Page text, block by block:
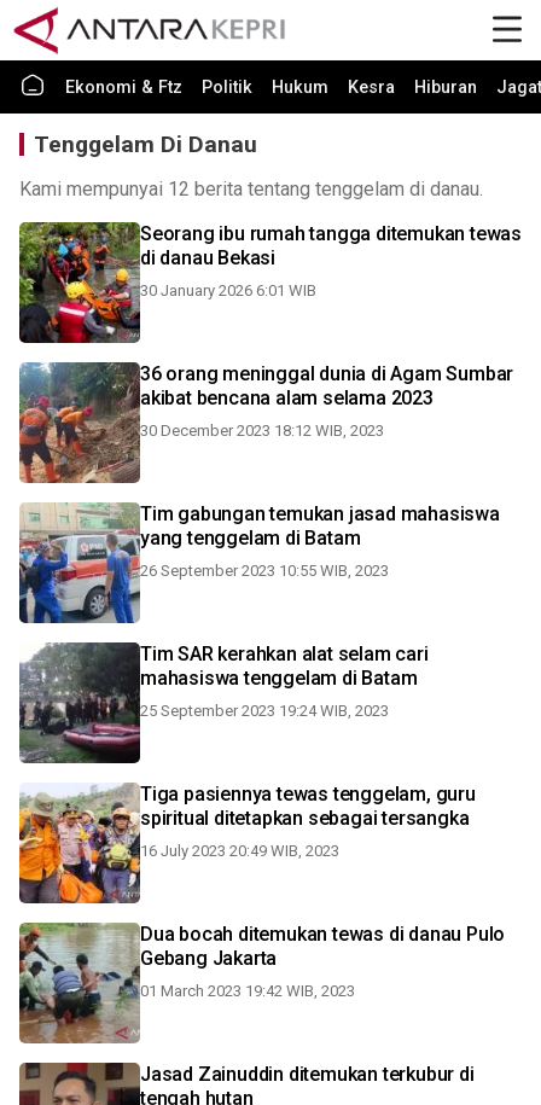
Ekonomi & Ftz Politik Hukum Kesra Hiburan Jagat
Tenggelam Di Danau
Kami mempunyai 12 berita tentang tenggelam di danau.
Seorang ibu rumah tangga ditemukan tewas
di danau Bekasi
30 January 2026 6:01 WIB
36 orang meninggal dunia di Agam Sumbar
akibat bencana alam selama 2023
30 December 2023 18:12 WIB, 2023
Tim gabungan temukan jasad mahasiswa
yang tenggelam di Batam
26 September 2023 10:55 WIB, 2023
Tim SAR kerahkan alat selam cari
mahasiswa tenggelam di Batam
25 September 2023 19:24 WIB, 2023
Tiga pasiennya tewas tenggelam, guru
spiritual ditetapkan sebagai tersangka
16 July 2023 20:49 WIB, 2023
Dua bocah ditemukan tewas di danau Pulo
Gebang Jakarta
01 March 2023 19:42 WIB, 2023
Jasad Zainuddin ditemukan terkubur di
tengah hutan